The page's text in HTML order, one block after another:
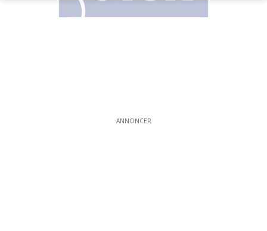
ANNONCER